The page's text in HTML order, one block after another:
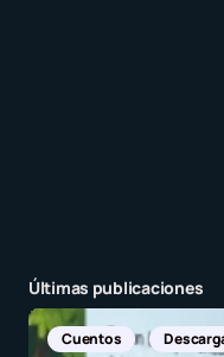
Últimas publicaciones